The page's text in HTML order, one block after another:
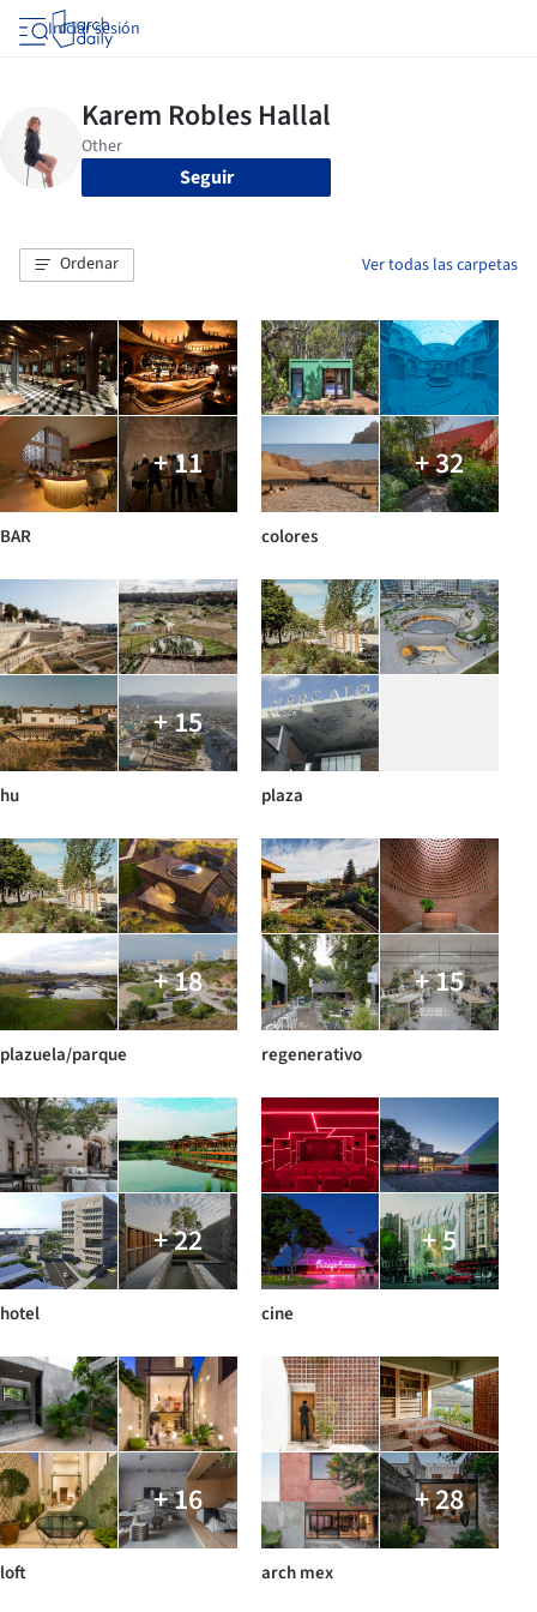
Iniciar sesión
Seguir
Ordenar Ver todas las carpetas
+ 11
BAR
+ 32
colores
+ 15
hu plaza
+ 18
plazuela/parque
+ 15
regenerativo
+ 22
hotel
+ 5
cine
+ 16
loft
+ 28
arch mex